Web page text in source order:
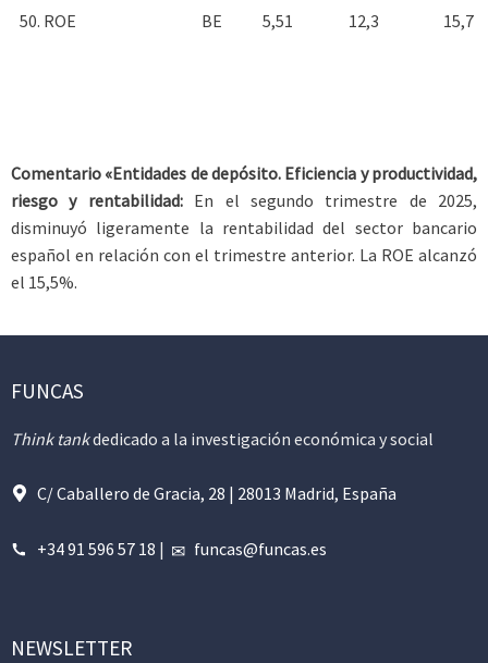
50. ROE BE 5,51 12,3 15,7
Comentario «Entidades de depósito. Eficiencia y productividad,
riesgo y rentabilidad:En el segundo trimestre de 2025,
disminuyó ligeramente la rentabilidad del sector bancario
español en relación con el trimestre anterior. La ROE alcanzó
el 15,5%.
FUNCAS
Think tankdedicado a la investigación económica y social
C/ Caballero de Gracia, 28 | 28013 Madrid, España
+34 91 596 57 18 | funcas@funcas.es
NEWSLETTER